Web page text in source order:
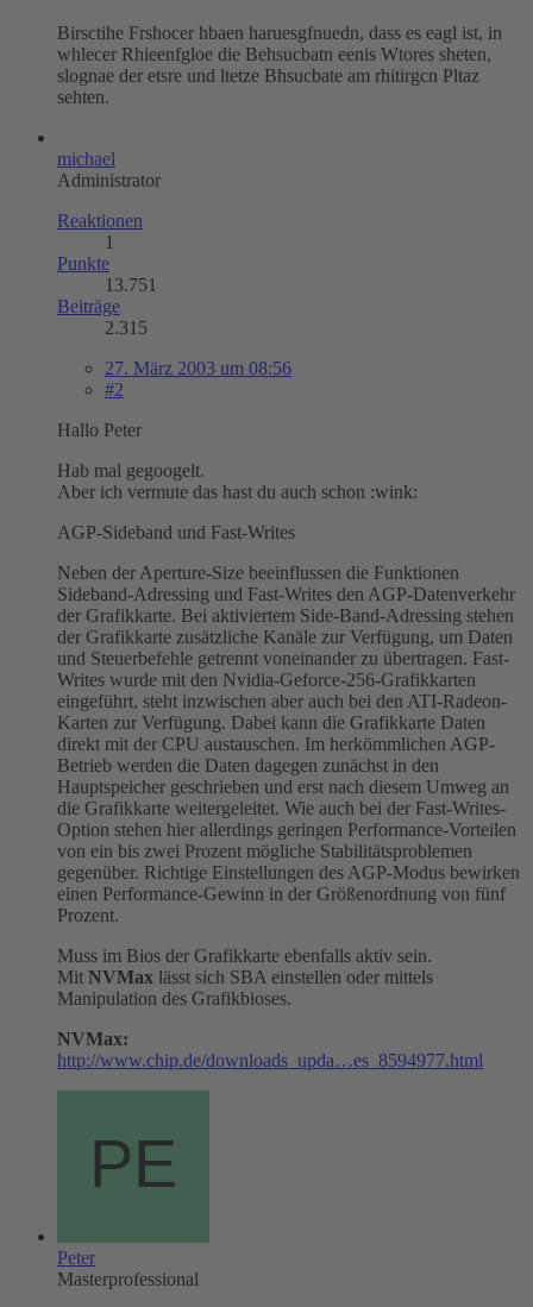
Birsctihe Frshocer hbaen haruesgfnuedn, dass es eagl ist, in
whlecer Rhieenfgloe die Behsucbatn eenis Wtores sheten,
slognae der etsre und ltetze Bhsucbate am rhitirgcn Pltaz
sehten.
michael
Administrator
Reaktionen
1
Punkte
13.751
Beiträge
2.315
27. März 2003 um 08:56
#2
Hallo Peter
Hab mal gegoogelt.
Aber ich vermute das hast du auch schon :wink:
AGP-Sideband und Fast-Writes
Neben der Aperture-Size beeinflussen die Funktionen
Sideband-Adressing und Fast-Writes den AGP-Datenverkehr
der Grafikkarte. Bei aktiviertem Side-Band-Adressing stehen
der Grafikkarte zusätzliche Kanäle zur Verfügung, um Daten
und Steuerbefehle getrennt voneinander zu übertragen. Fast-
Writes wurde mit den Nvidia-Geforce-256-Grafikkarten
eingeführt, steht inzwischen aber auch bei den ATI-Radeon-
Karten zur Verfügung. Dabei kann die Grafikkarte Daten
direkt mit der CPU austauschen. Im herkömmlichen AGP-
Betrieb werden die Daten dagegen zunächst in den
Hauptspeicher geschrieben und erst nach diesem Umweg an
die Grafikkarte weitergeleitet. Wie auch bei der Fast-Writes-
Option stehen hier allerdings geringen Performance-Vorteilen
von ein bis zwei Prozent mögliche Stabilitätsproblemen
gegenüber. Richtige Einstellungen des AGP-Modus bewirken
einen Performance-Gewinn in der Größenordnung von fünf
Prozent.
Muss im Bios der Grafikkarte ebenfalls aktiv sein.
Mit NVMax lässt sich SBA einstellen oder mittels
Manipulation des Grafikbioses.
NVMax:
http://www.chip.de/downloads_upda…es_8594977.html
Peter
Masterprofessional